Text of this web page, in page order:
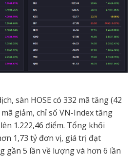
sàn HOSE có 332 mã tăng (42
giảm, chỉ số VN-Index tăng
1.222,46 điểm. Tổng khối
1,73 tỷ đơn vị, giá trị đạt
gần 5 lần về lượng và hơn 6 lần